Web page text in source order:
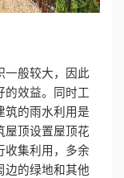
一般较大，因此
的效益。同时工
筑的雨水利用是
屋顶设置屋顶花
收集利用，多余
边的绿地和其他